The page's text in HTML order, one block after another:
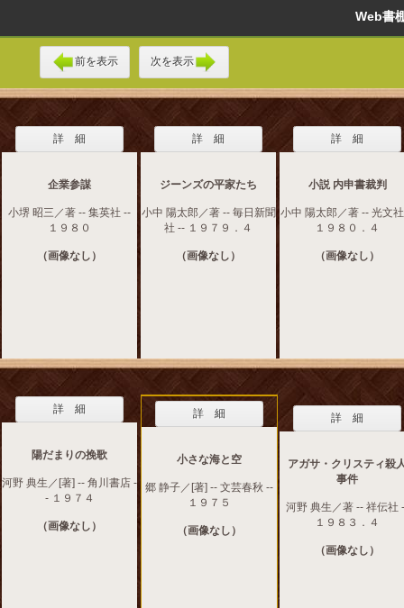
Web
前を表示 次を表示
詳 細
企業参謀
小堺 昭三／著 -- 集英社 --
１９８０
（画像なし）
詳 細
ジーンズの平家たち
小中 陽太郎／著 -- 毎日新聞
社 -- １９７９．４
（画像なし）
詳 細
小説 内申書裁判
小中 陽太郎／著 -- 光文
１９８０．４
（画像なし）
詳 細
陽だまりの挽歌
河野 典生／[著] -- 角川書店 -
- １９７４
（画像なし）
詳 細
小さな海と空
郷 静子／[著] -- 文芸春秋 --
１９７５
（画像なし）
詳 細
アガサ・クリスティ殺
事件
河野 典生／著 -- 祥伝社
１９８３．４
（画像なし）